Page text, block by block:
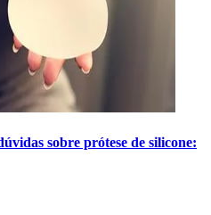
sobre prótese de silicone: